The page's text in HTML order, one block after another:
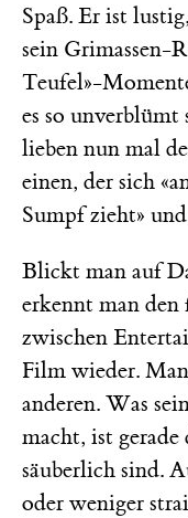
Spaß. Er ist
sein Grimassen-
Teufel»-
es so
lieben nun mal
einen, der sich
Sumpf zieht»
Blickt man auf
erkennt man den
zwischen
Film wieder.
anderen. Was
macht, ist gerade
säuberlich sind.
oder weniger